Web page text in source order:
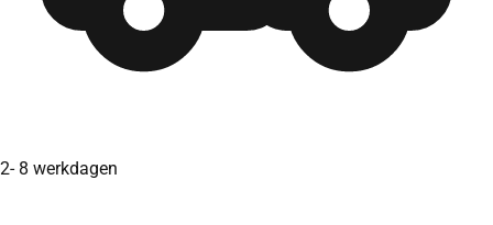
2- 8 werkdagen